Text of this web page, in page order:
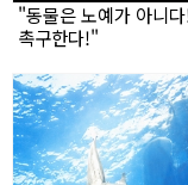
"동물은 노예가 아니
촉구한다!"